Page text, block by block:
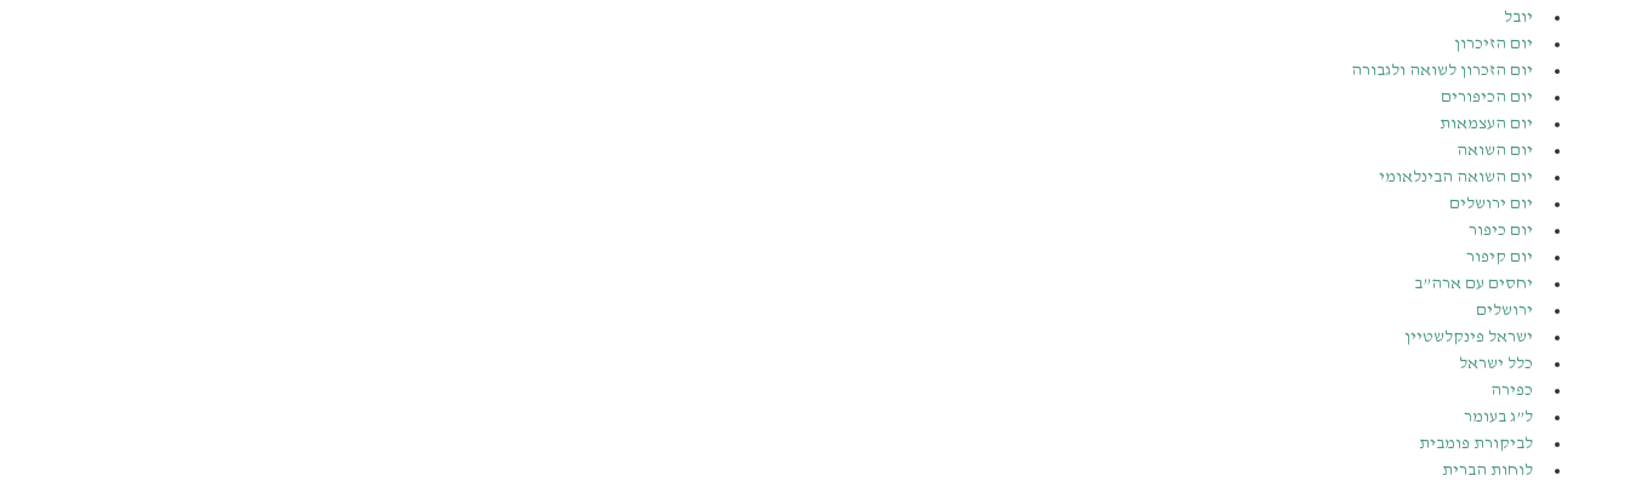
יובל
יום הזיכרון
יום הזכרון לשואה ולגבורה
יום הכיפורים
יום העצמאות
יום השואה
יום השואה הבינלאומי
יום ירושלים
יום כיפור
יום קיפור
יחסים עם ארה”ב
ירושלים
ישראל פינקלשטיין
כלל ישראל
כפירה
ל”ג בעומר
לביקורת פומבית
לוחות הברית